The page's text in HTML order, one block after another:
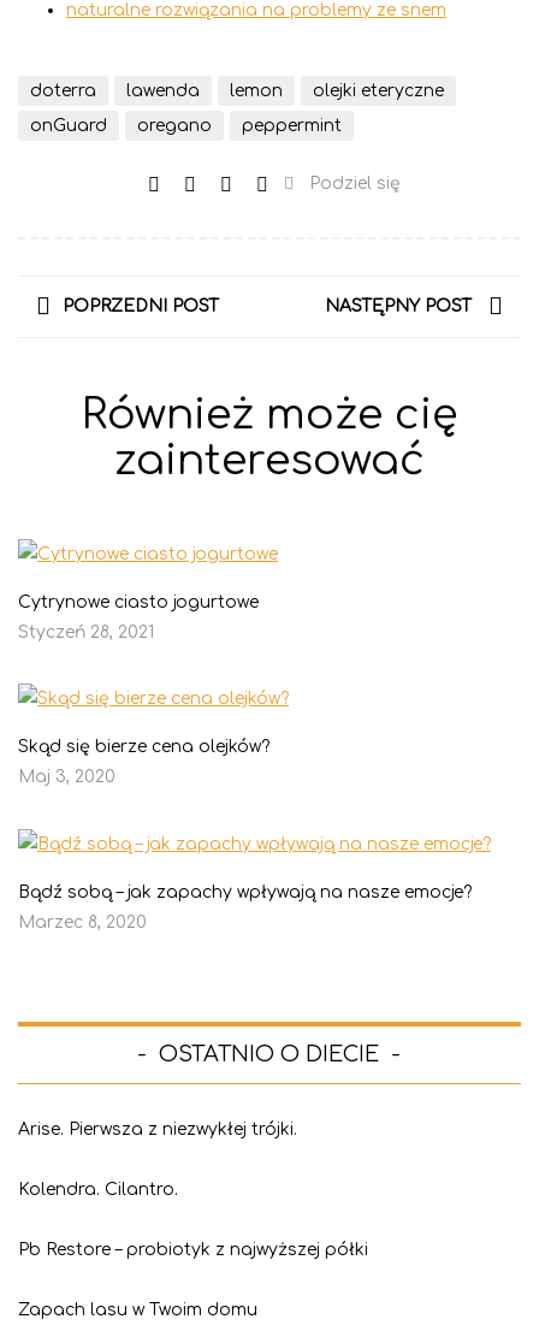
naturalne rozwiązania na problemy ze snem
doterra lawenda lemon
olejki eteryczne
onGuard
oregano peppermint
Podziel się
POPRZEDNI POST NASTĘPNY POST
Również może cię
zainteresować
Cytrynowe ciasto jogurtowe
Styczeń 28, 2021
Skąd się bierze cena olejków?
Maj 3, 2020
Bądź sobą – jak zapachy wpływają na nasze emocje?
Marzec 8, 2020
OSTATNIO O DIECIE
Arise. Pierwsza z niezwykłej trójki.
Kolendra. Cilantro.
Pb Restore – probiotyk z najwyższej półki
Zapach lasu w Twoim domu